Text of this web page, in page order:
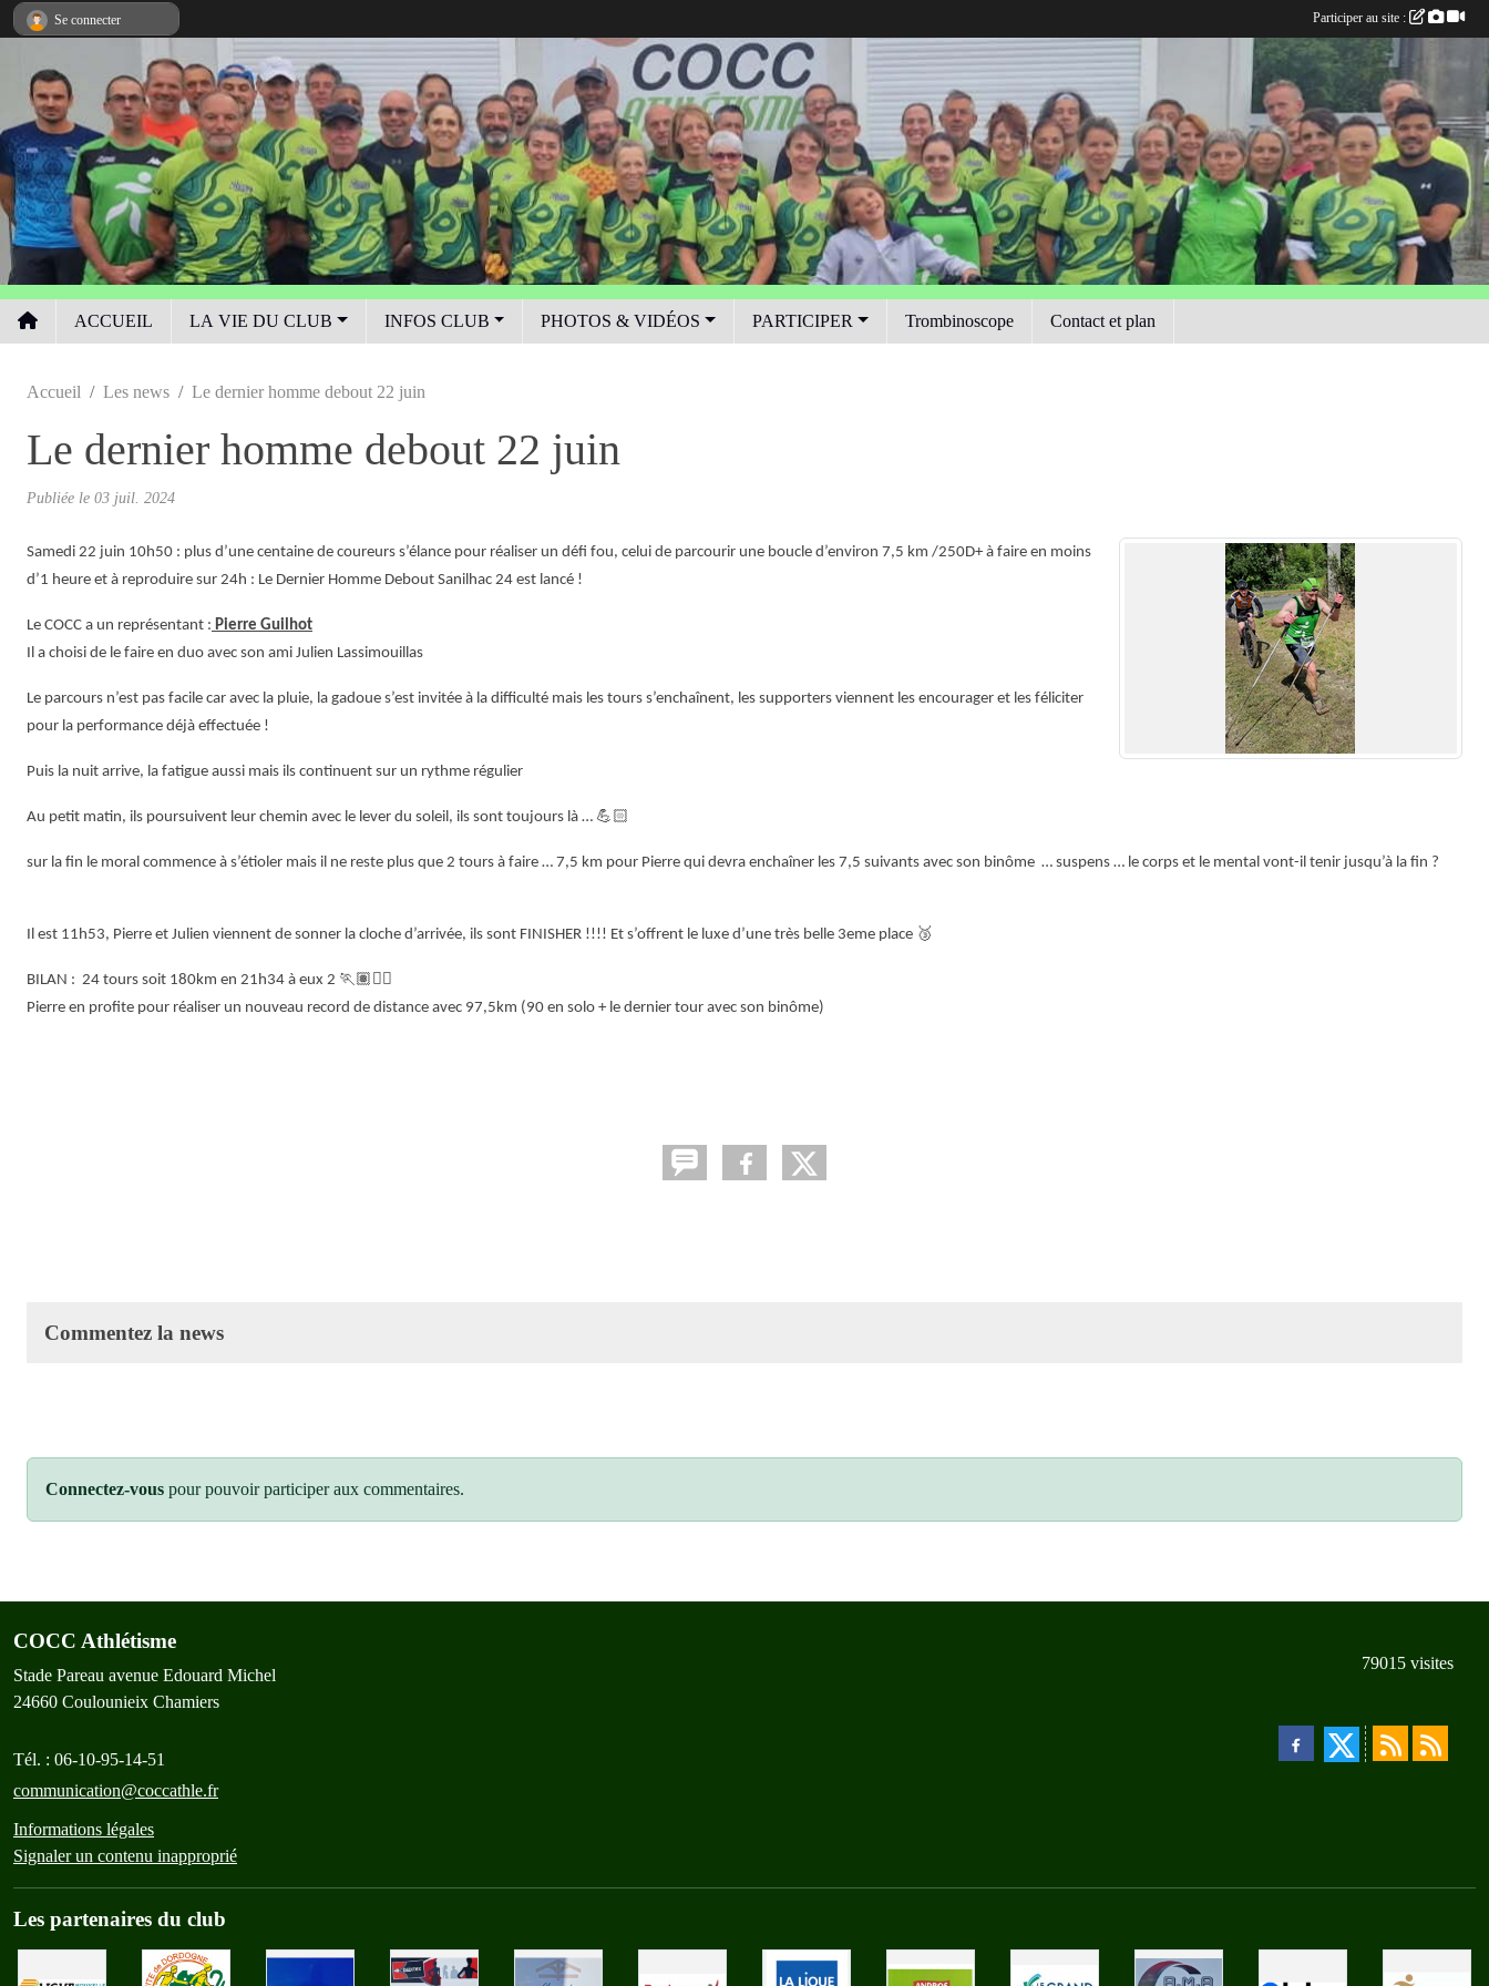
ACCUEIL LA VIE DU CLUB INFOS CLUB PHOTOS & VIDÉOS PARTICIPER Trombinoscope Contact et plan
Accueil Les news Le dernier homme debout 22 juin
Le dernier homme debout 22 juin
Publiée le 03 juil. 2024
Samedi 22 juin 10h50 : plus d’une centaine de coureurs s’élance pour réaliser un défi fou, celui de parcourir une boucle d’environ 7,5 km /250D+ à faire en moins
d’1 heure et à reproduire sur 24h : Le Dernier Homme Debout Sanilhac 24 est lancé !
Le COCC a un représentant : Pierre Guilhot
Il a choisi de le faire en duo avec son ami Julien Lassimouillas
Le parcours n’est pas facile car avec la pluie, la gadoue s’est invitée à la difficulté mais les tours s’enchaînent, les supporters viennent les encourager et les féliciter
pour la performance déjà effectuée !
Puis la nuit arrive, la fatigue aussi mais ils continuent sur un rythme régulier
Au petit matin, ils poursuivent leur chemin avec le lever du soleil, ils sont toujours là … 💪🏻
sur la fin le moral commence à s’étioler mais il ne reste plus que 2 tours à faire … 7,5 km pour Pierre qui devra enchaîner les 7,5 suivants avec son binôme … suspens … le corps et le mental vont-il tenir jusqu’à la fin ?
Il est 11h53, Pierre et Julien viennent de sonner la cloche d’arrivée, ils sont FINISHER !!!! Et s’offrent le luxe d’une très belle 3eme place 🥉
BILAN : 24 tours soit 180km en 21h34 à eux 2 🏃🏽🏃
Pierre en profite pour réaliser un nouveau record de distance avec 97,5km (90 en solo + le dernier tour avec son binôme)
Commentez la news
Connectez-vous pour pouvoir participer aux commentaires.
COCC Athlétisme
Stade Pareau avenue Edouard Michel
24660 Coulounieix Chamiers
Tél. : 06-10-95-14-51
communication@coccathle.fr
Informations légales
Signaler un contenu inapproprié
79015 visites
Les partenaires du club
Se connecter Participer au site :
Panneau de gestion des cookies